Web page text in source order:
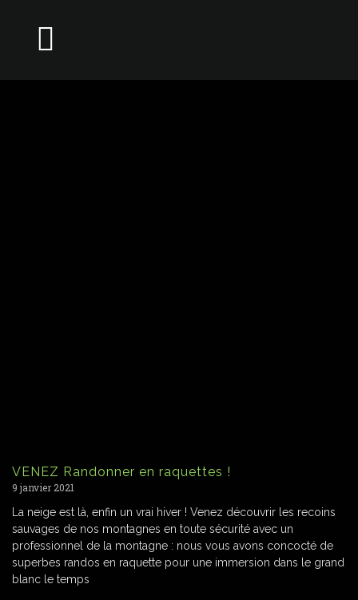
VENEZ Randonner en raquettes !
9 janvier 2021
La neige est là, enfin un vrai hiver ! Venez découvrir les recoins
sauvages de nos montagnes en toute sécurité avec un
professionnel de la montagne : nous vous avons concocté de
superbes randos en raquette pour une immersion dans le grand
blanc le temps